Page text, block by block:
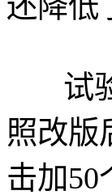
试
照改版
击加50